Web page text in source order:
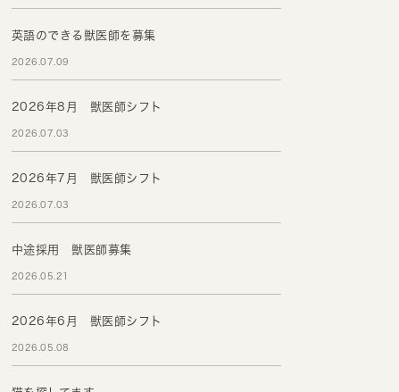
英語のできる獣医師を募集
2026.07.09
2026年8月 獣医師シフト
2026.07.03
2026年7月 獣医師シフト
2026.07.03
中途採用 獣医師募集
2026.05.21
2026年6月 獣医師シフト
2026.05.08